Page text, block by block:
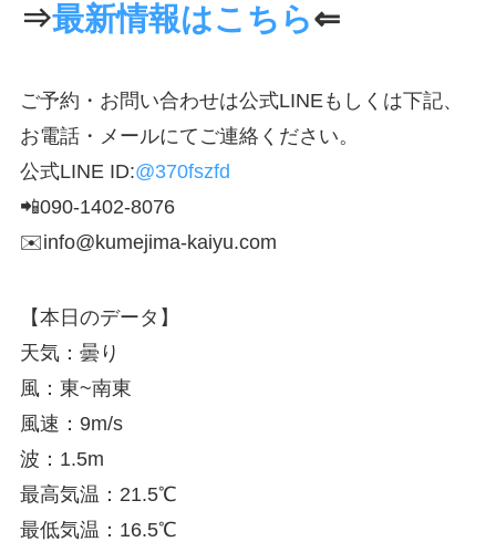
⇒最新情報はこちら⇐
ご予約・お問い合わせは公式LINEもしくは下記、
お電話・メールにてご連絡ください。
公式LINE ID:@370fszfd
📲090-1402-8076
✉️info@kumejima-kaiyu.com
【本日のデータ】
天気：曇り
風：東~南東
風速：9m/s
波：1.5m
最高気温：21.5℃
最低気温：16.5℃